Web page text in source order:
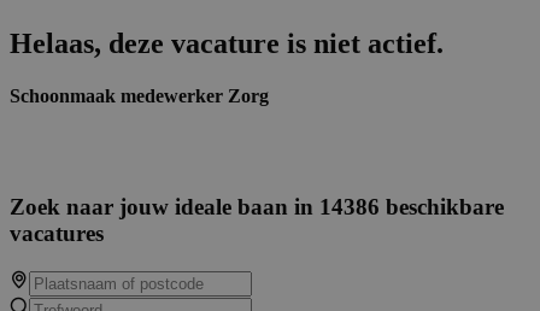
Helaas, deze vacature is niet actief.
Schoonmaak medewerker Zorg
Zoek naar jouw ideale baan in 14386 beschikbare
vacatures